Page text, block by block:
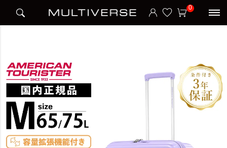
0
PAXTRA SPINNER 66/24 EXP TSA PV スーツケース Mサイズ